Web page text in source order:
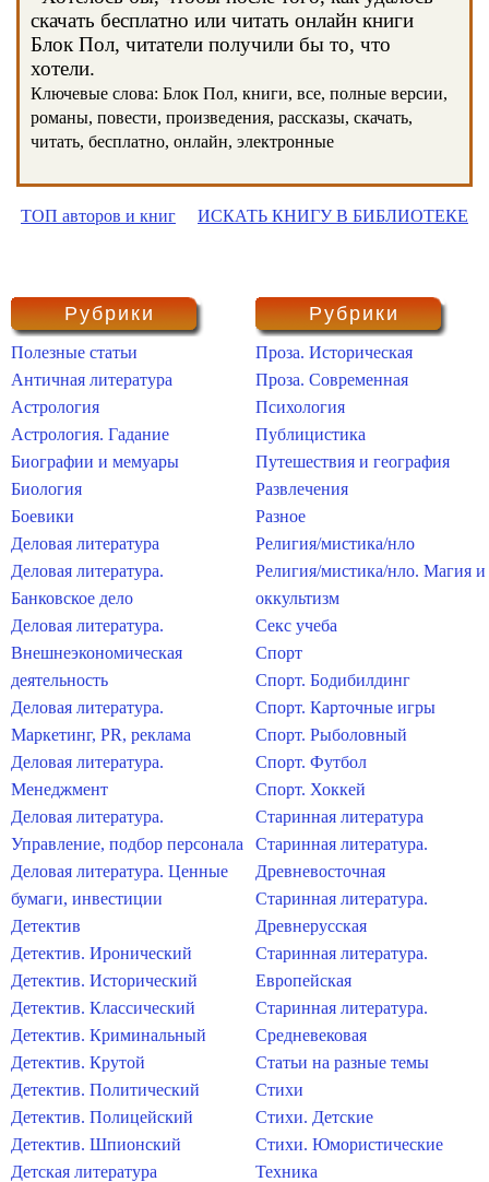
скачать бесплатно или читать онлайн книги
Блок Пол, читатели получили бы то, что
хотели.
Ключевые слова: Блок Пол, книги, все, полные версии,
романы, повести, произведения, рассказы, скачать,
читать, бесплатно, онлайн, электронные
ТОП авторов и книг ИСКАТЬ КНИГУ В БИБЛИОТЕКЕ
Рубрики
Полезные статьи
Античная литература
Астрология
Астрология. Гадание
Биографии и мемуары
Биология
Боевики
Деловая литература
Деловая литература.
Банковское дело
Деловая литература.
Внешнеэкономическая
деятельность
Деловая литература.
Маркетинг, PR, реклама
Деловая литература.
Менеджмент
Деловая литература.
Управление, подбор персонала
Деловая литература. Ценные
бумаги, инвестиции
Детектив
Детектив. Иронический
Детектив. Исторический
Детектив. Классический
Детектив. Криминальный
Детектив. Крутой
Детектив. Политический
Детектив. Полицейский
Детектив. Шпионский
Детская литература
Рубрики
Проза. Историческая
Проза. Современная
Психология
Публицистика
Путешествия и география
Развлечения
Разное
Религия/мистика/нло
Религия/мистика/нло. Магия и
оккультизм
Секс учеба
Спорт
Спорт. Бодибилдинг
Спорт. Карточные игры
Спорт. Рыболовный
Спорт. Футбол
Спорт. Хоккей
Старинная литература
Старинная литература.
Древневосточная
Старинная литература.
Древнерусская
Старинная литература.
Европейская
Старинная литература.
Средневековая
Статьи на разные темы
Стихи
Стихи. Детские
Стихи. Юмористические
Техника